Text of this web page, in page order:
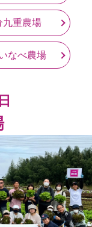
九重農場
なべ農場